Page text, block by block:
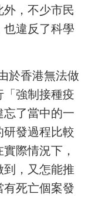
，不少市民
也違反了科學
於香港無法做
強制接種疫
了當中的一
發過程比較
際情況下，
，又怎能推
死亡個案發